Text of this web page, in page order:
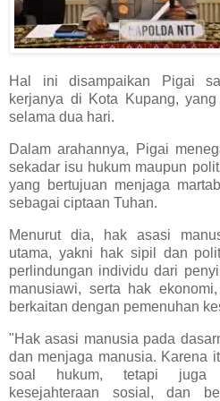
Hal ini disampaikan Pigai
kerjanya di Kota Kupang,
selama dua hari.
Dalam arahannya, Pigai
sekadar isu hukum maupun
yang bertujuan menjaga
sebagai ciptaan Tuhan.
Menurut dia, hak asasi
utama, yakni hak sipil dan
perlindungan individu dari
manusiawi, serta hak
berkaitan dengan pemenuhan
"Hak asasi manusia pada
dan menjaga manusia. Karena
soal hukum, tetapi juga
kesejahteraan sosial, dan